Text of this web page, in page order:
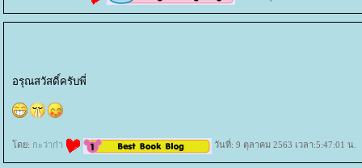
อรุณสวัสดิ์ครับพี่
ดย: กะว่าก๋า วันที่: 9 ตุลาคม 2563 เวลา:5:47:01 น.